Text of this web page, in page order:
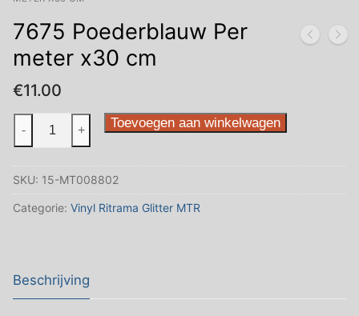
7675 Poederblauw Per
meter x30 cm
€11.00
meter
x30
- + Toevoegen aan winkelwagen
SKU: 15-MT008802
Categorie: Vinyl Ritrama Glitter MTR
Beschrijving